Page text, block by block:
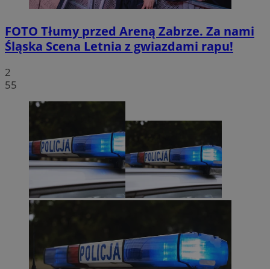
FOTO Tłumy przed Areną Zabrze. Za nami
Śląska Scena Letnia z gwiazdami rapu!
2
55